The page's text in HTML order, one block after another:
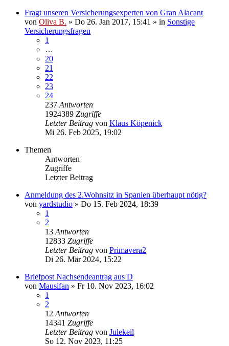
Fragt unseren Versicherungsexperten von Gran Alacant
von Oliva B. » Do 26. Jan 2017, 15:41 » in Sonstige
Versicherungsfragen
1
…
20
21
22
23
24
237 Antworten
1924389 Zugriffe
Letzter Beitrag von Klaus Köpenick
Mi 26. Feb 2025, 19:02
Themen
Antworten
Zugriffe
Letzter Beitrag
Anmeldung des 2.Wohnsitz in Spanien überhaupt nötig?
von yardstudio » Do 15. Feb 2024, 18:39
1
2
13 Antworten
12833 Zugriffe
Letzter Beitrag von Primavera2
Di 26. Mär 2024, 15:22
Briefpost Nachsendeantrag aus D
von Mausifan » Fr 10. Nov 2023, 16:02
1
2
12 Antworten
14341 Zugriffe
Letzter Beitrag von Julekeil
So 12. Nov 2023, 11:25